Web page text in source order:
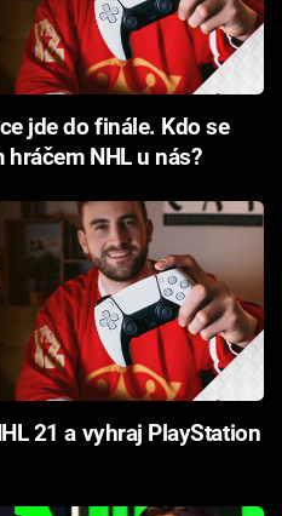
jde do finále. Kdo se
NHL u nás?
21 a vyhraj PlayStation